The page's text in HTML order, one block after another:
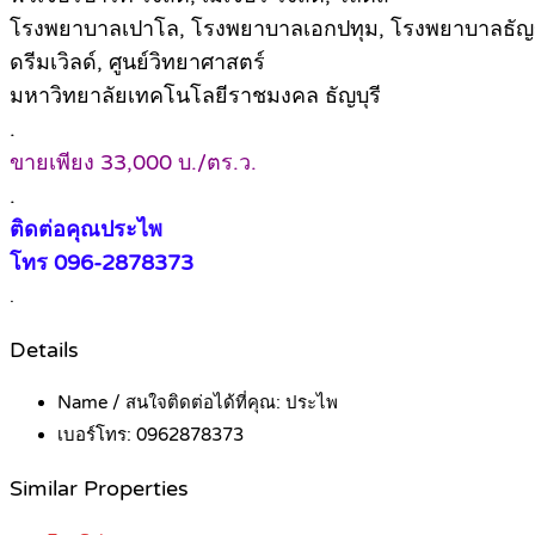
โรงพยาบาลเปาโล, โรงพยาบาลเอกปทุม, โรงพยาบาลธั
ดรีมเวิลด์, ศูนย์วิทยาศาสตร์
มหาวิทยาลัยเทคโนโลยีราชมงคล ธัญบุรี
.
ขายเพียง 33,000 บ./ตร.ว.
.
ติดต่อคุณประไพ
โทร 096-2878373
.
Details
Name / สนใจติดต่อได้ที่คุณ: ประไพ
เบอร์โทร: 0962878373
Similar Properties